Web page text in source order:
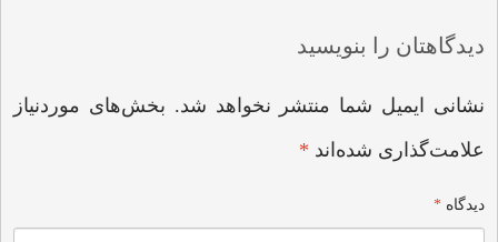
navigation
دیدگاهتان را بنویسید
نشانی ایمیل شما منتشر نخواهد شد. بخش‌های موردنیاز
علامت‌گذاری شده‌اند *
دیدگاه*